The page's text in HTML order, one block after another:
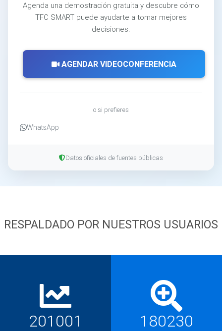
Agenda una demostración gratuita y descubre cómo
TFC SMART puede ayudarte a tomar mejores
decisiones.
AGENDAR VIDEOCONFERENCIA
o si prefieres
WhatsApp
Datos oficiales de fuentes públicas
RESPALDADO POR NUESTROS USUARIOS
201001 180230